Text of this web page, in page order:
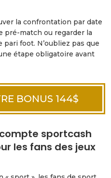
la confrontation par date
pré-match ou regarder la
foot. N’oubliez pas que
étape obligatoire avant
BONUS 144$
sportcash
les fans des jeux